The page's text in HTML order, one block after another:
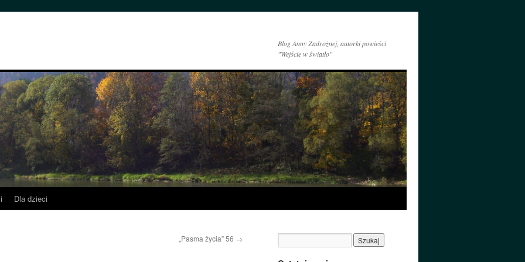
Blog Anny Zadrożnej, autorki powieści
"Wejście w światło"
Dla dzieci
„Pasma życia” 56 →